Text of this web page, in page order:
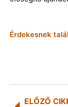
Érdekesnek
ELŐZŐ